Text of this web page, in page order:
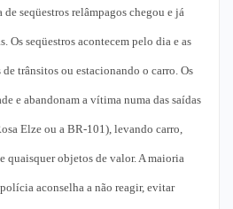
seqüestros relâmpagos chegou e já
Os seqüestros acontecem pelo dia e as
trânsitos ou estacionando o carro. Os
e abandonam a vítima numa das saídas
Elze ou a BR-101), levando carro,
quaisquer objetos de valor. A maioria
aconselha a não reagir, evitar